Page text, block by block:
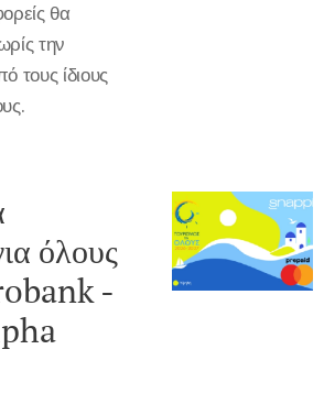
θα
την
τους ίδιους
όλους
-